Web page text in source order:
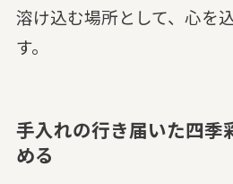
溶け込む場所として、心を
す。
手入れの行き届いた四季
める